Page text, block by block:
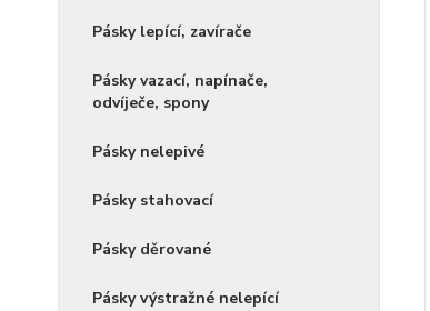
Pásky lepící, zavírače
Pásky vazací, napínače,
odvíječe, spony
Pásky nelepivé
Pásky stahovací
Pásky děrované
Pásky výstražné nelepící